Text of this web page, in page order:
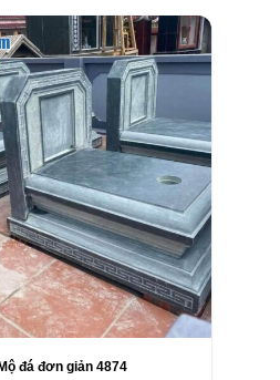
đá đơn giản 4874